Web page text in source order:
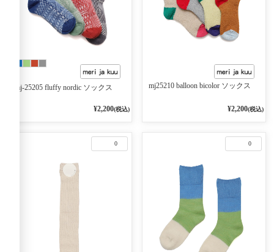
mj-25205 fluffy nordic ソックス
¥2,200(税込)
mj25210 balloon bicolor ソックス
¥2,200(税込)
0 0